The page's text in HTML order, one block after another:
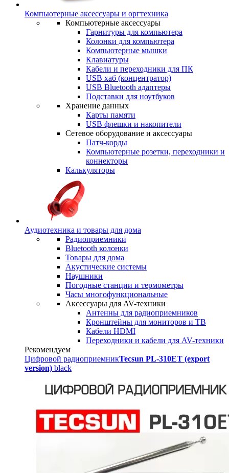
Компьютерные аксессуары и оргтехника
Компьютерные аксессуары
Гарнитуры для компьютера
Колонки для компьютера
Компьютерные мышки
Клавиатуры
Кабели и переходники для ПК
USB хаб (концентратор)
USB Bluetooth адаптеры
Подставки для ноутбуков
Хранение данных
Карты памяти
USB флешки и накопители
Сетевое оборудование и аксессуары
Патч-корды
Компьютерные розетки, переходники и
коннекторы
Калькуляторы
Аудиотехника и товары для дома
Радиоприемники
Bluetooth колонки
Товары для дома
Акустические системы
Наушники
Погодные станции и термометры
Часы многофункциональные
Аксессуары для AV-техники
Антенны для радиоприемников
Кронштейны для мониторов и ТВ
Кабели HDMI
Переходники и кабели для AV-техники
Рекомендуем
Цифровой радиоприемникTecsun PL-310ET (export
version) black